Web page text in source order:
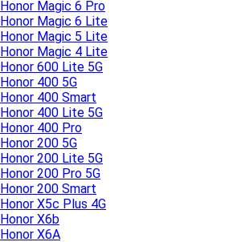
Honor Magic 6 Pro
Honor Magic 6 Lite
Honor Magic 5 Lite
Honor Magic 4 Lite
Honor 600 Lite 5G
Honor 400 5G
Honor 400 Smart
Honor 400 Lite 5G
Honor 400 Pro
Honor 200 5G
Honor 200 Lite 5G
Honor 200 Pro 5G
Honor 200 Smart
Honor X5c Plus 4G
Honor X6b
Honor X6A